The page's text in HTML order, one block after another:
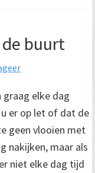
buurt
graag elke dag
er op let of dat de
geen vlooien met
nakijken, maar als
niet elke dag tijd